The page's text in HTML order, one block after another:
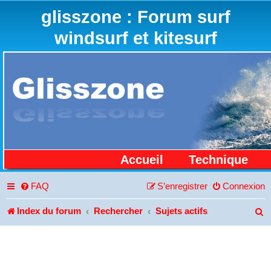
glisszone : Forum surf
windsurf et kitesurf
Accueil Technique
FAQ Connexion
S’enregistrer
Index du forum Rechercher Sujets actifs